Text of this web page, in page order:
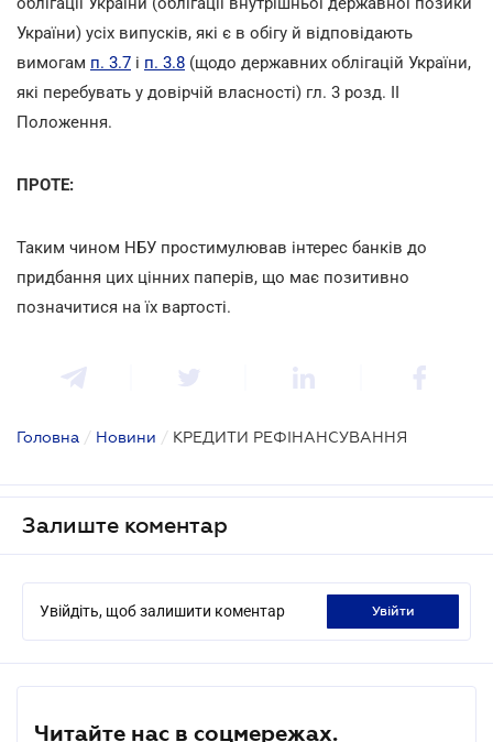
України) усіх випусків, які є в обігу й відповідають
вимогам п. 3.7 і п. 3.8 (щодо державних облігацій України,
які перебувать у довірчій власності) гл. 3 розд. II
Положення.
ПРОТЕ:
Таким чином НБУ простимулював інтерес банків до
придбання цих цінних паперів, що має позитивно
позначитися на їх вартості.
Головна / Новини / КРЕДИТИ РЕФІНАНСУВАННЯ
Залиште коментар
Увійдіть, щоб залишити коментар увійти
Читайте нас в соцмережах.